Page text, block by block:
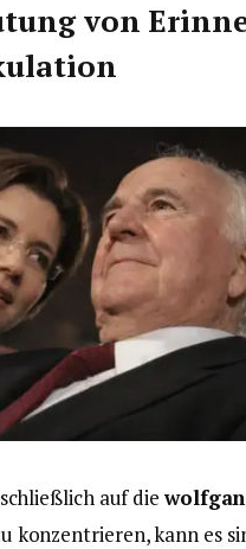
von
auf die
konzentrieren, kann es